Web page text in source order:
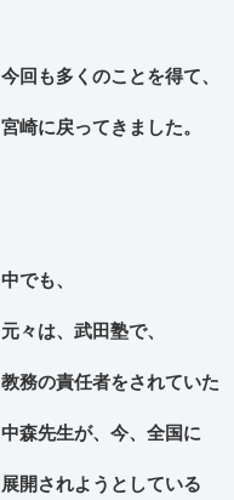
今回も多くのことを得て、
宮崎に戻ってきました。
中でも、
元々は、武田塾で、
教務の責任者をされていた
中森先生が、今、全国に
展開されようとしている